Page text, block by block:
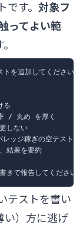
す。 対象フ
ってよい範
追加してください。
る
/ 丸め を厚く
しない
ッジ稼ぎの空テスト
果を要約
テストを書い
い）方に逃げ